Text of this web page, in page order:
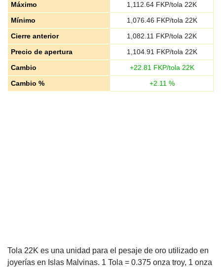
Máximo
1,112.64 FKP/tola 22K
Mínimo
1,076.46 FKP/tola 22K
Cierre anterior
1,082.11 FKP/tola 22K
Precio de apertura
1,104.91 FKP/tola 22K
Cambio
+22.81 FKP/tola 22K
Cambio %
+2.11 %
Tola 22K es una unidad para el pesaje de oro utilizado en
joyerías en Islas Malvinas. 1 Tola = 0.375 onza troy, 1 onza